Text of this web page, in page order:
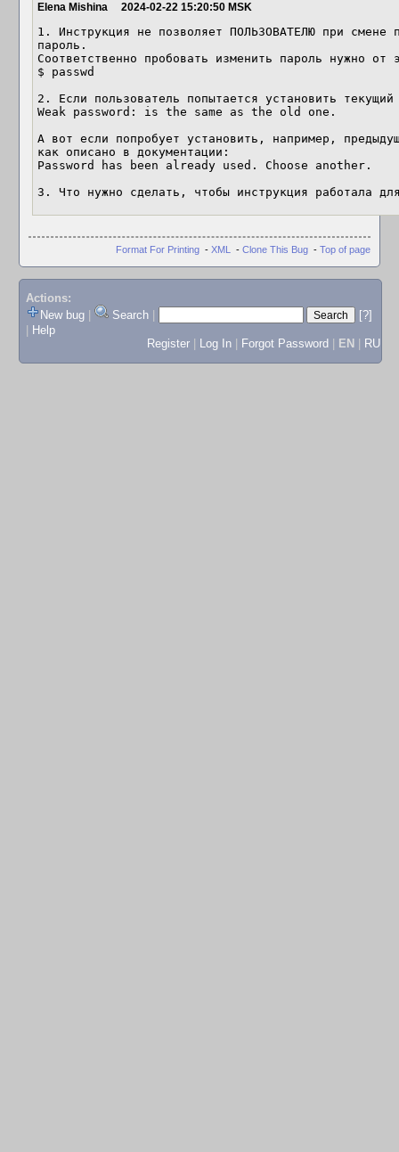
Elena Mishina 2024-02-22 15:20:50 MSK
1. Инструкция не позволяет ПОЛЬЗОВАТЕЛЮ при смене
пароль.
Соответственно пробовать изменить пароль нужно от
$ passwd
2. Если пользователь попытается установить
Weak password: is the same as the old one.
А вот если попробует установить, например,
как описано в документации:
Password has been already used. Choose another.
3. Что нужно сделать, чтобы инструкция работала
Format For Printing - XML - Clone This Bug - Top of page
Actions:
New bug
Search
[?]
Help
Register
Log In Forgot Password EN RU